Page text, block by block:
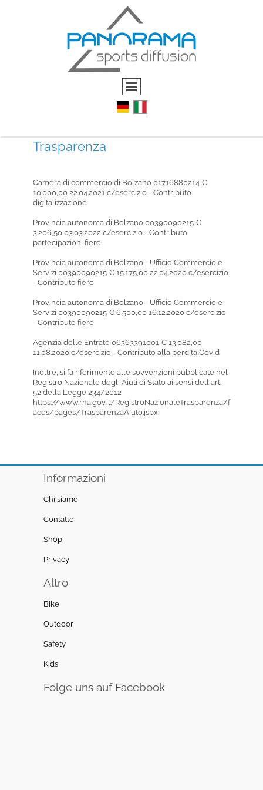
Trasparenza
Camera di commercio di Bolzano 01716880214 €
10.000,00 22.04.2021 c/esercizio - Contributo
digitalizzazione
Provincia autonoma di Bolzano 00390090215 €
3.206,50 03.03.2022 c/esercizio - Contributo
partecipazioni fiere
Provincia autonoma di Bolzano - Ufficio Commercio e
Servizi 00390090215 € 15.175,00 22.04.2020 c/esercizio
- Contributo fiere
Provincia autonoma di Bolzano - Ufficio Commercio e
Servizi 00390090215 € 6.500,00 16.12.2020 c/esercizio
- Contributo fiere
Agenzia delle Entrate 06363391001 € 13.082,00
11.08.2020 c/esercizio - Contributo alla perdita Covid
Inoltre, si fa riferimento alle sovvenzioni pubblicate nel
Registro Nazionale degli Aiuti di Stato ai sensi dell'art.
52 della Legge 234/2012
https://www.rna.gov.it/RegistroNazionaleTrasparenza/f
aces/pages/TrasparenzaAiuto.jspx
Informazioni
Chi siamo
Contatto
Shop
Privacy
Altro
Bike
Outdoor
Safety
Kids
Folge uns auf Facebook